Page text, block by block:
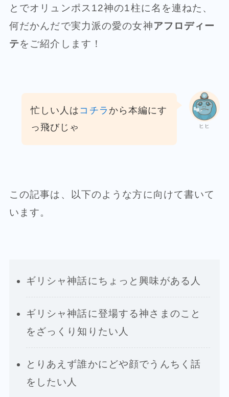
とでオリュンポス12神の1柱に名を連ねた、
何だかんだで実力派の愛の女神アフロディー
テをご紹介します！
ヒヒ
忙しい人は コチラ から本編にす
っ飛びじゃ
この記事は、以下のような方に向けて書いて
います。
ギリシャ神話にちょっと興味がある人
ギリシャ神話に登場する神さまのこと
をざっくり知りたい人
とりあえず誰かにどや顔でうんちく話
をしたい人